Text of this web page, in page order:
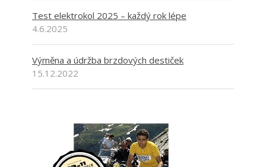
Test elektrokol 2025 – každý rok lépe
4.6.2025
Výměna a údržba brzdových destiček
15.12.2022